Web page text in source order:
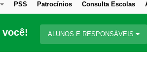
PSS Patrocínios Consulta Escolas
ALUNOS E RESPONSÁVEIS